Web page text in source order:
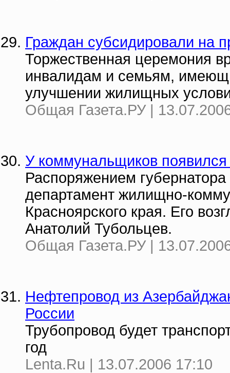
Граждан субсидировали на
Торжественная церемония
инвалидам и семьям,
улучшении жилищных
Общая Газета.РУ |
У коммунальщиков
Распоряжением
департамент жилищно-
Красноярского края. Его
Анатолий Тубольцев.
Общая Газета.РУ |
Нефтепровод из
России
Трубопровод будет
год
Lenta.Ru | 13.07.2006 17:10